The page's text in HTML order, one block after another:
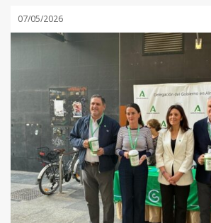
07/05/2026